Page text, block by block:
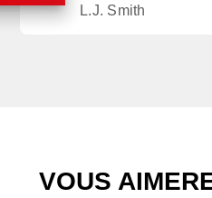
L.J. Smith
VOUS